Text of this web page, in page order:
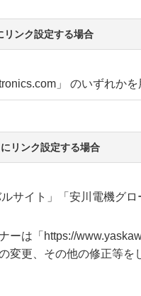
ンク設定する場合
」 のいずれかを
リンク設定する場合
サイト」「安川電機グ
ーは「https://
変更、その他の修正等を